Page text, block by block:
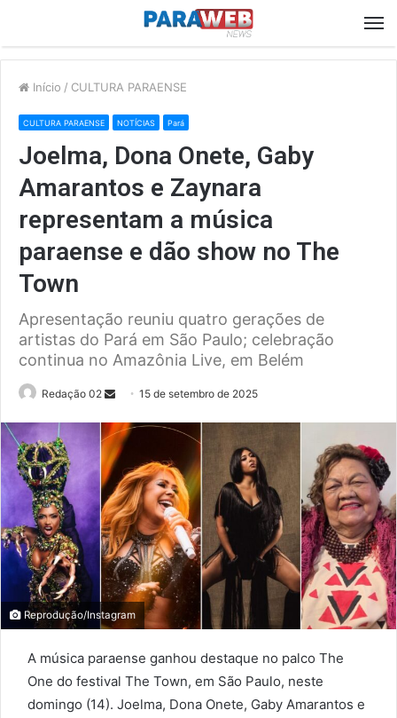
Início / CULTURA PARAENSE
CULTURA PARAENSE NOTÍCIAS Pará
Joelma, Dona Onete, Gaby
Amarantos e Zaynara
representam a música
paraense e dão show no The
Town
Apresentação reuniu quatro gerações de
artistas do Pará em São Paulo; celebração
continua no Amazônia Live, em Belém
Redação 02
Send
email
15 de setembro de 2025
Reprodução/Instagram
A música paraense ganhou destaque no palco The
One do festival The Town, em São Paulo, neste
domingo (14). Joelma, Dona Onete, Gaby Amarantos e